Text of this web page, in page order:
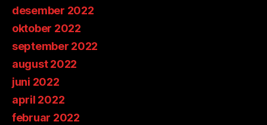
desember 2022
oktober 2022
september 2022
august 2022
juni 2022
april 2022
februar 2022